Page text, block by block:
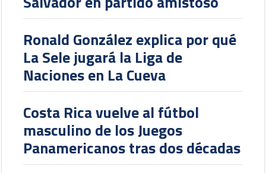
Ronald González explica por qué
La Sele jugará la Liga de
Naciones en La Cueva
Costa Rica vuelve al fútbol
masculino de los Juegos
Panamericanos tras dos décadas